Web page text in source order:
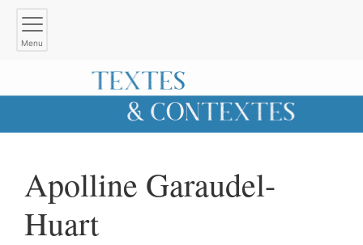
Menu
Apolline Garaudel-
Huart